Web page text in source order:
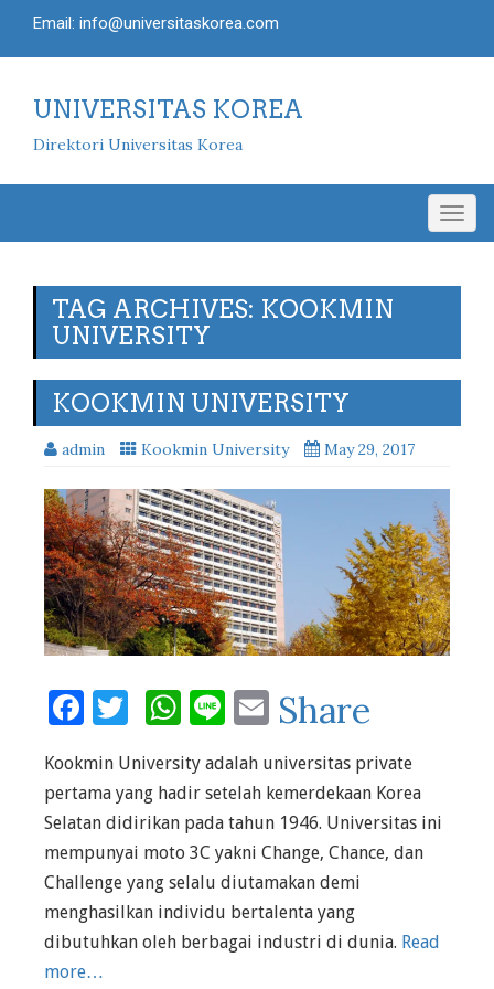
Email: info@universitaskorea.com
UNIVERSITAS KOREA
Direktori Universitas Korea
TAG ARCHIVES: KOOKMIN
UNIVERSITY
KOOKMIN UNIVERSITY
admin Kookmin University May 29, 2017
Facebook
Twitter
WhatsApp
LineEmail
Share
Kookmin University adalah universitas private
pertama yang hadir setelah kemerdekaan Korea
Selatan didirikan pada tahun 1946. Universitas ini
mempunyai moto 3C yakni Change, Chance, dan
Challenge yang selalu diutamakan demi
menghasilkan individu bertalenta yang
dibutuhkan oleh berbagai industri di dunia. Read
more…